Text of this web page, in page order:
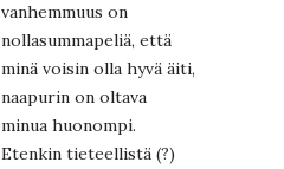
vanhemmuus on
nollasummapeliä, että
minä voisin olla hyvä äiti,
naapurin on oltava
minua huonompi.
Etenkin tieteellistä (?)